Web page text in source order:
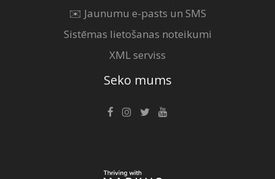
✉️ Jaunumu e-pasts un SMS
Sistēmas lietošanas noteikumi
XML serviss
Seko mums